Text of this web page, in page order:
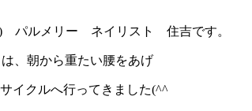
パルメリー ネイリスト 住吉です。
、朝から重たい腰をあげ
イクルへ行ってきました(^^ゞ